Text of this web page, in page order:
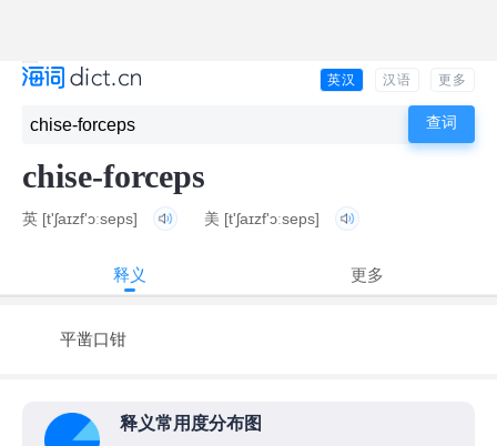
英汉 汉语 更多
chise-forceps
英 [t'ʃaɪzf'ɔːseps] 美 [t'ʃaɪzf'ɔːseps]
释义 更多
平凿口钳
释义常用度分布图